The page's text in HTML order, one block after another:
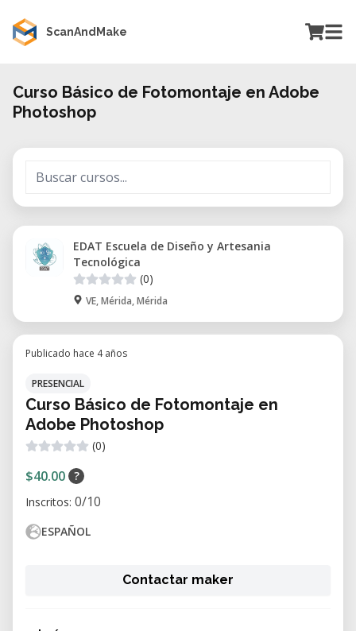
ScanAndMake
Curso Básico de Fotomontaje en Adobe
Photoshop
EDAT Escuela de Diseño y Artesania
Tecnológica
(0)
VE, Mérida, Mérida
Publicado hace 4 años
PRESENCIAL
Curso Básico de Fotomontaje en
Adobe Photoshop
(0)
$40.00 ?
Inscritos: 0/10
ESPAÑOL
Contactar maker